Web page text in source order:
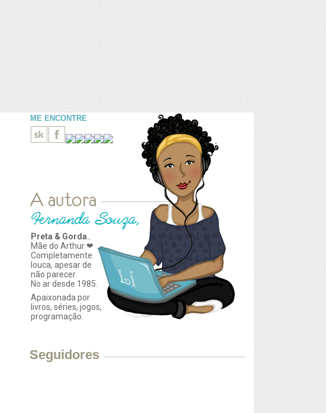
ME ENCONTRE
Preta & Gorda.
Mãe do Arthur ❤
Completamente
louca, apesar de
não parecer.
No ar desde 1985.
Apaixonada por
livros, séries, jogos,
programação.
Seguidores